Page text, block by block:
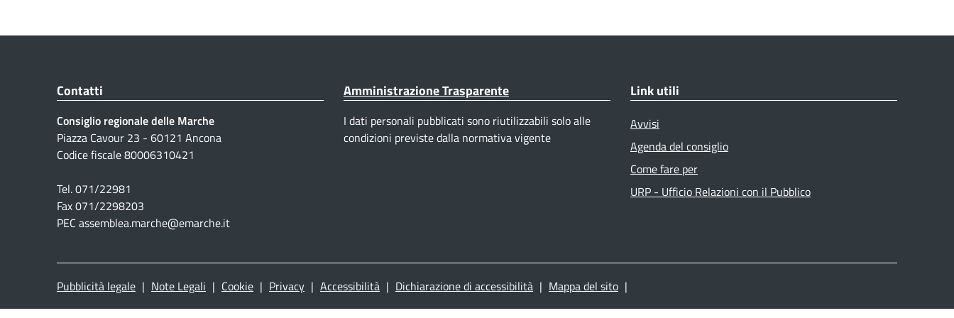
Contatti
Consiglio regionale delle Marche
Piazza Cavour 23 - 60121 Ancona
Codice fiscale 80006310421
Tel. 071/22981
Fax 071/2298203
PEC assemblea.marche@emarche.it
Amministrazione Trasparente
I dati personali pubblicati sono riutilizzabili solo alle
condizioni previste dalla normativa vigente
Link utili
Avvisi
Agenda del consiglio
Come fare per
URP - Ufficio Relazioni con il Pubblico
Pubblicità legale | Note Legali | Cookie | Privacy | Accessibilità | Dichiarazione di accessibilità | Mappa del sito |